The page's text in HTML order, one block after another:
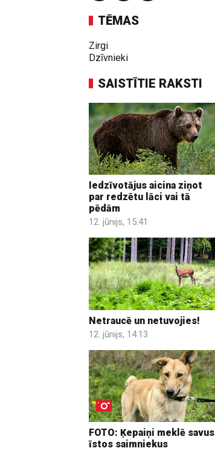
TĒMAS
Zirgi
Dzīvnieki
SAISTĪTIE RAKSTI
Iedzīvotājus aicina ziņot
par redzētu lāci vai tā
pēdām
12. jūnijs, 15:41
Netraucē un netuvojies!
12. jūnijs, 14:13
FOTO: Ķepaiņi meklē savus
īstos saimniekus